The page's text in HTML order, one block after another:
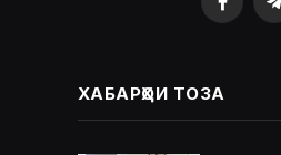
ХАБАРҲОИ ТОЗА